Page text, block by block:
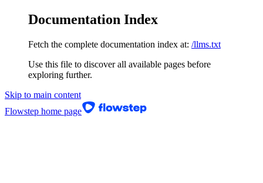
Documentation Index
Fetch the complete documentation index at: /llms.txt
Use this file to discover all available pages before
exploring further.
Skip to main content
Flowstep home page